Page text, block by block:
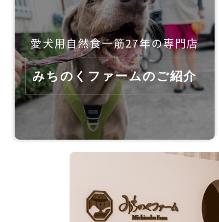
愛犬用自然食一筋27年の専門店
みちのくファームのご紹介